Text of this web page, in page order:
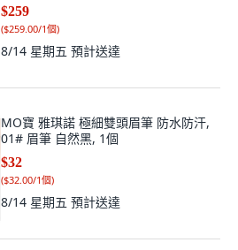
$259
($259.00/1個)
8/14 星期五 預計送達
MO寶 雅琪諾 極細雙頭眉筆 防水防汗,
01# 眉筆 自然黑, 1個
$32
($32.00/1個)
8/14 星期五 預計送達